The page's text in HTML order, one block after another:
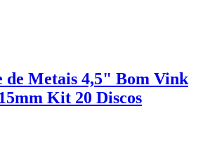
de Metais 4,5" Bom Vink
Kit 20 Discos